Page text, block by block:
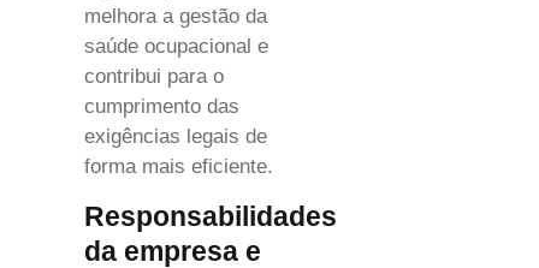
melhora a gestão da
saúde ocupacional e
contribui para o
cumprimento das
exigências legais de
forma mais eficiente.
Responsabilidades
da empresa e